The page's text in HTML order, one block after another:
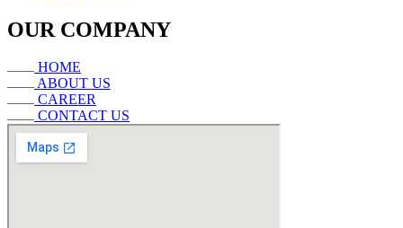
OUR COMPANY
HOME
ABOUT US
CAREER
CONTACT US